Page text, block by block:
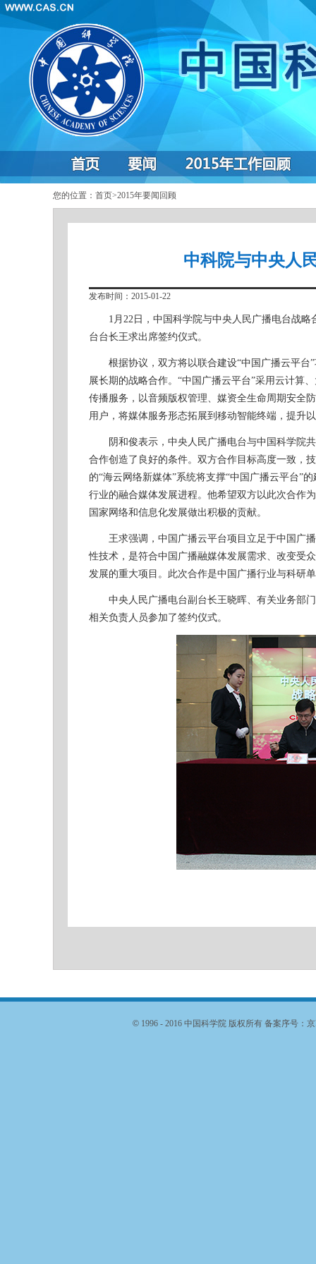
您的位置：首页>2015年要闻回顾
中科院与中央人
发布时间：2015-01-22
1月22日，中国科学院与中央人民广播电台战略
台台长王求出席签约仪式。
根据协议，双方将以联合建设“中国广播云平台”
展长期的战略合作。“中国广播云平台”采用云计算
传播服务，以音频版权管理、媒资全生命周期安全
用户，将媒体服务形态拓展到移动智能终端，提升
阴和俊表示，中央人民广播电台与中国科学院共
合作创造了良好的条件。双方合作目标高度一致，
的“海云网络新媒体”系统将支撑“中国广播云平台”
行业的融合媒体发展进程。他希望双方以此次合作
国家网络和信息化发展做出积极的贡献。
王求强调，中国广播云平台项目立足于中国广播
性技术，是符合中国广播融媒体发展需求、改变受
发展的重大项目。此次合作是中国广播行业与科研
中央人民广播电台副台长王晓晖、有关业务部门
相关负责人员参加了签约仪式。
© 1996 - 2016 中国科学院 版权所有 备案序号：